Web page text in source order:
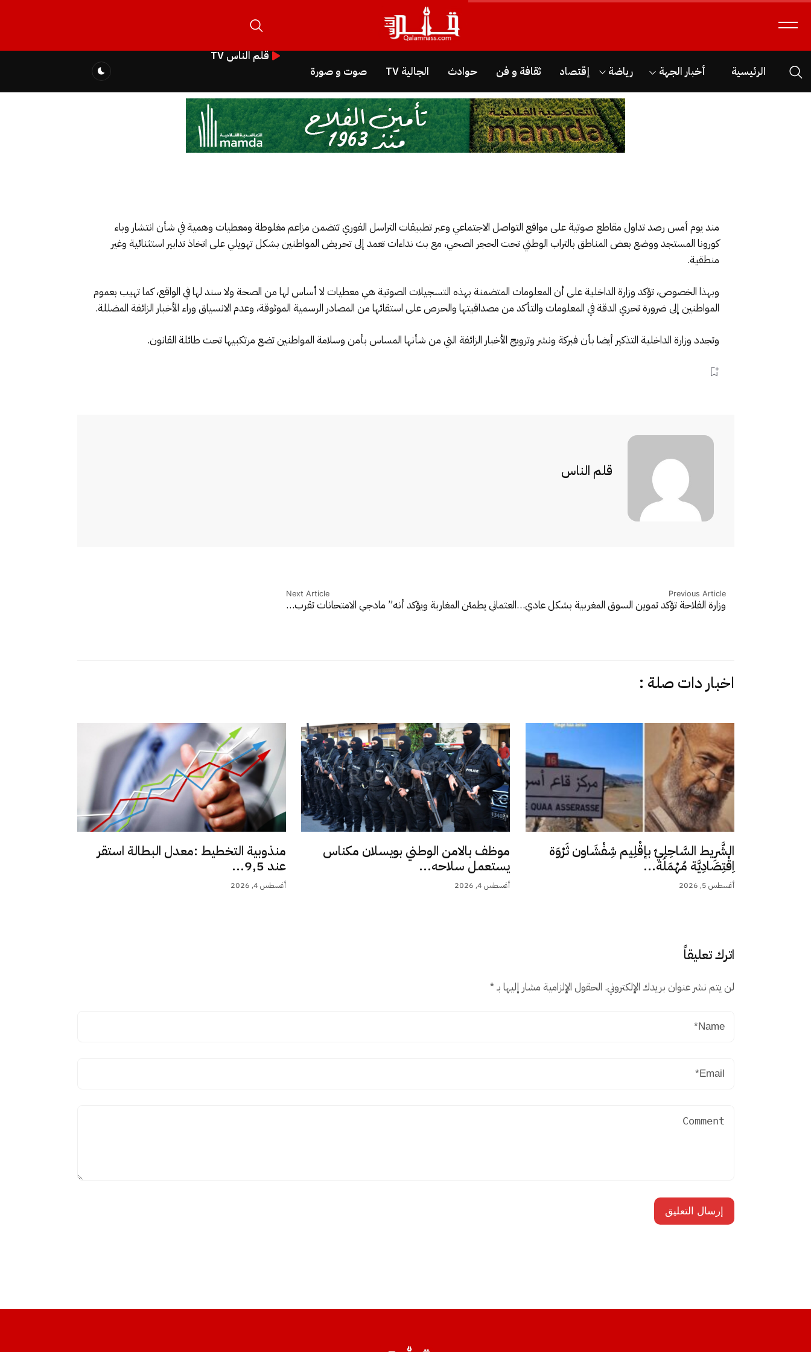
الرئيسية أخبار الجهة رياضة إقتصاد ثقافة و فن حوادث الجالية TV صوت و صورة
قلم الناس TV
مند يوم أمس رصد تداول مقاطع صوتية على مواقع التواصل الاجتماعي وعبر تطبيقات التراسل الفوري تتضمن مزاعم مغلوطة ومعطيات وهمية في شأن انتشار وباء
كورونا المستجد ووضع بعض المناطق بالتراب الوطني تحت الحجر الصحي، مع بث نداءات تعمد إلى تحريض المواطنين بشكل تهويلي على اتخاذ تدابير استثنائية وغير
منطقية.
وبهذا الخصوص، تؤكد وزارة الداخلية على أن المعلومات المتضمنة بهذه التسجيلات الصوتية هي معطيات لا أساس لها من الصحة ولا سند لها في الواقع، كما تهيب بعموم
المواطنين إلى ضرورة تحري الدقة في المعلومات والتأكد من مصداقيتها والحرص على استقائها من المصادر الرسمية الموثوقة، وعدم الانسياق وراء الأخبار الزائفة المضللة.
وتجدد وزارة الداخلية التذكير أيضا بأن فبركة ونشر وترويج الأخبار الزائفة التي من شأنها المساس بأمن وسلامة المواطنين تضع مرتكبيها تحت طائلة القانون.
قلم الناس
Previous Article
وزارة الفلاحة تؤكد تموين السوق المغربية بشكل عادي…
Next Article
العثماني يطمئن المغاربة ويؤكد أنه” مادجي الامتحانات تقرب…
اخبار دات صلة :
الشَّرِيط السَّاحِلِيّ بإقْلِيم شِفْشَاون ثَرْوَة
اِقْتِصَادِيَّة مُهْمَلَة...
أغسطس 5, 2026
موظف بالامن الوطني بويسلان مكناس
يستعمل سلاحه...
أغسطس 4, 2026
منذوبية التخطيط :معدل البطالة استقر
عند 9,5...
أغسطس 4, 2026
اترك تعليقاً
لن يتم نشر عنوان بريدك الإلكتروني. الحقول الإلزامية مشار إليها بـ*